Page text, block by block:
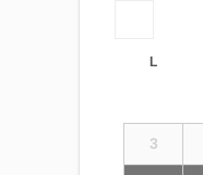
L
3